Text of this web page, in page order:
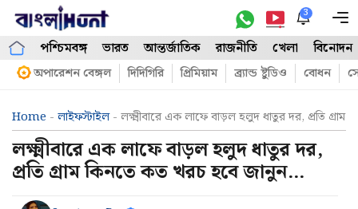
Skip
content
3
পশ্চিমবঙ্গ ভারত আন্তর্জাতিক রাজনীতি খেলা বিনোদন
অপারেশন বেঙ্গল দিদিগিরি প্রিমিয়াম ব্র্যান্ড ষ্টুডিও বোধন
Home - লাইফস্টাইল- লক্ষ্মীবারে এক লাফে বাড়ল হলুদ ধাতুর দর, প্রতি
লক্ষ্মীবারে এক লাফে বাড়ল হলুদ ধাতুর দর,
প্রতি গ্রাম কিনতে কত খরচ হবে জানুন…